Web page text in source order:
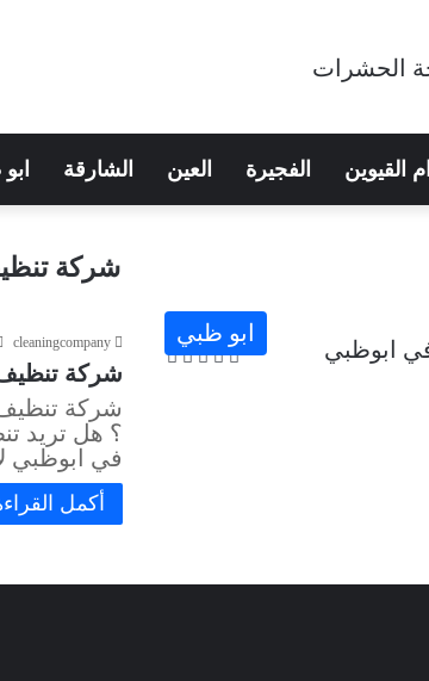
ام القيوين الفجيرة العين الشارقة
شركة
ابو ظبي cleaningcompany
شركة تنظيف
شركة
؟ هل تريد
في ابوظبي
أكمل